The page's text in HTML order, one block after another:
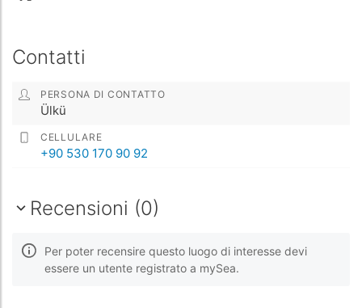
Contatti
PERSONA DI CONTATTO
Ülkü
CELLULARE
+90 530 170 90 92
Recensioni (0)
Per poter recensire questo luogo di interesse devi
essere un utente registrato a mySea.